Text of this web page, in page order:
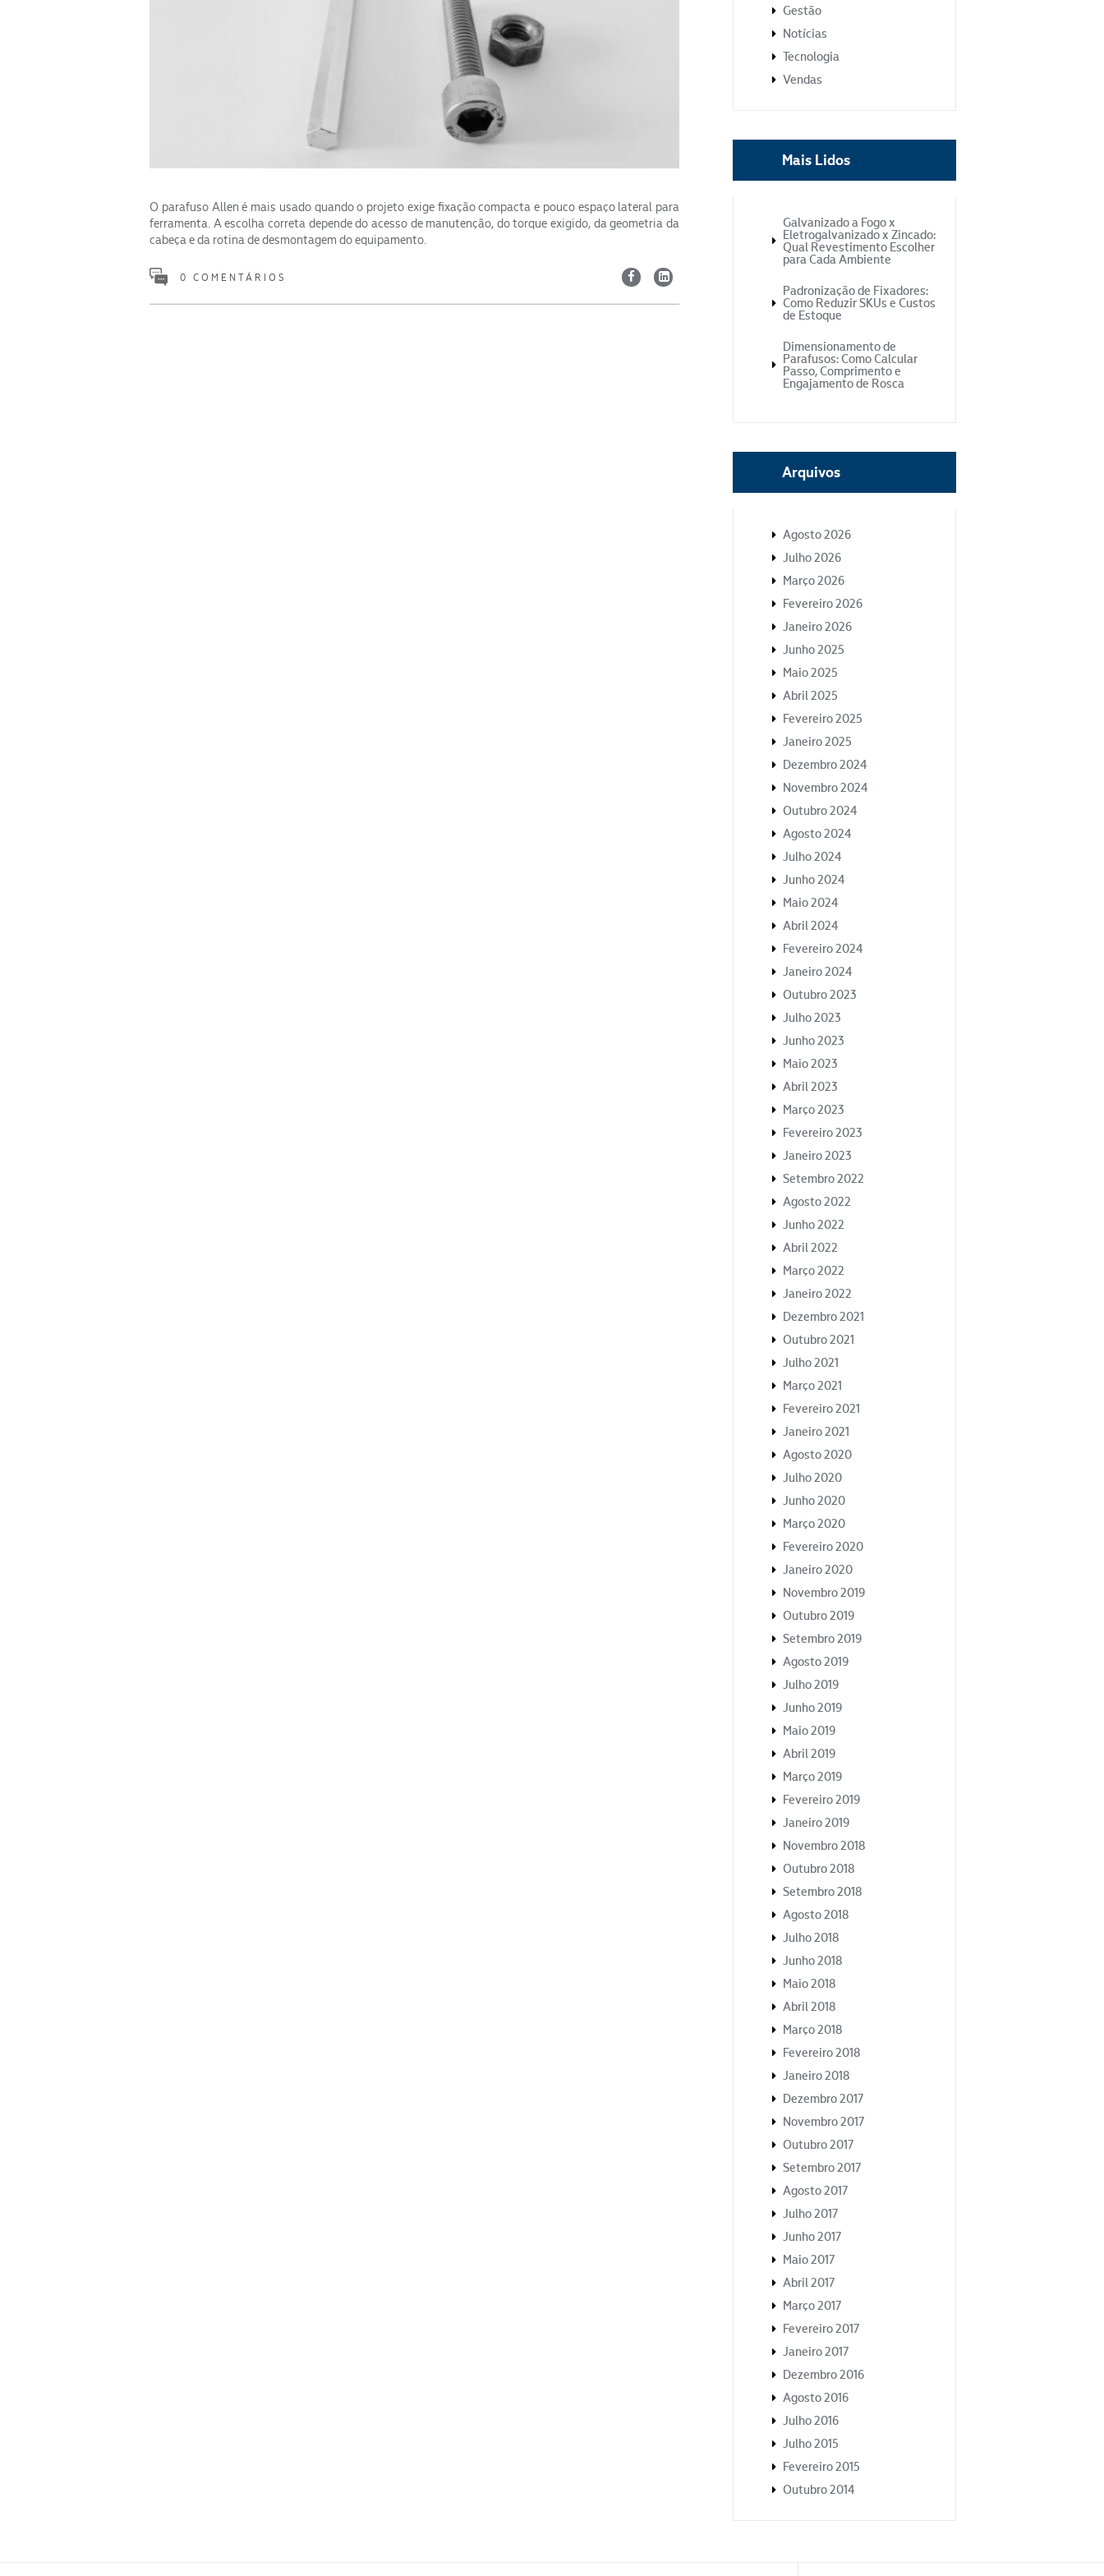
O parafuso Allen é mais usado quando o projeto exige fixação compacta e pouco espaço lateral para
ferramenta. A escolha correta depende do acesso de manutenção, do torque exigido, da geometria da
cabeça e da rotina de desmontagem do equipamento.
0 COMENTÁRIOS
Gestão
Notícias
Tecnologia
Vendas
Mais Lidos
Galvanizado a Fogo x
Eletrogalvanizado x Zincado:
Qual Revestimento Escolher
para Cada Ambiente
Padronização de Fixadores:
Como Reduzir SKUs e Custos
de Estoque
Dimensionamento de
Parafusos: Como Calcular
Passo, Comprimento e
Engajamento de Rosca
Arquivos
Agosto 2026
Julho 2026
Março 2026
Fevereiro 2026
Janeiro 2026
Junho 2025
Maio 2025
Abril 2025
Fevereiro 2025
Janeiro 2025
Dezembro 2024
Novembro 2024
Outubro 2024
Agosto 2024
Julho 2024
Junho 2024
Maio 2024
Abril 2024
Fevereiro 2024
Janeiro 2024
Outubro 2023
Julho 2023
Junho 2023
Maio 2023
Abril 2023
Março 2023
Fevereiro 2023
Janeiro 2023
Setembro 2022
Agosto 2022
Junho 2022
Abril 2022
Março 2022
Janeiro 2022
Dezembro 2021
Outubro 2021
Julho 2021
Março 2021
Fevereiro 2021
Janeiro 2021
Agosto 2020
Julho 2020
Junho 2020
Março 2020
Fevereiro 2020
Janeiro 2020
Novembro 2019
Outubro 2019
Setembro 2019
Agosto 2019
Julho 2019
Junho 2019
Maio 2019
Abril 2019
Março 2019
Fevereiro 2019
Janeiro 2019
Novembro 2018
Outubro 2018
Setembro 2018
Agosto 2018
Julho 2018
Junho 2018
Maio 2018
Abril 2018
Março 2018
Fevereiro 2018
Janeiro 2018
Dezembro 2017
Novembro 2017
Outubro 2017
Setembro 2017
Agosto 2017
Julho 2017
Junho 2017
Maio 2017
Abril 2017
Março 2017
Fevereiro 2017
Janeiro 2017
Dezembro 2016
Agosto 2016
Julho 2016
Julho 2015
Fevereiro 2015
Outubro 2014
Segmento